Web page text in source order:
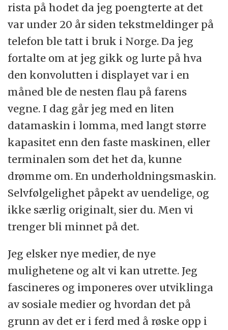
rista på hodet da jeg poengterte at det
var under 20 år siden tekstmeldinger på
telefon ble tatt i bruk i Norge. Da jeg
fortalte om at jeg gikk og lurte på hva
den konvolutten i displayet var i en
måned ble de nesten flau på farens
vegne. I dag går jeg med en liten
datamaskin i lomma, med langt større
kapasitet enn den faste maskinen, eller
terminalen som det het da, kunne
drømme om. En underholdningsmaskin.
Selvfølgelighet påpekt av uendelige, og
ikke særlig originalt, sier du. Men vi
trenger bli minnet på det.
Jeg elsker nye medier, de nye
mulighetene og alt vi kan utrette. Jeg
fascineres og imponeres over utviklinga
av sosiale medier og hvordan det på
grunn av det er i ferd med å røske opp i